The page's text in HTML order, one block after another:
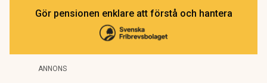
Gör pensionen enklare att förstå och hantera
ANNONS